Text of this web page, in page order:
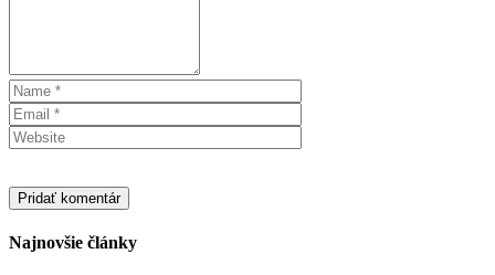
Najnovšie články